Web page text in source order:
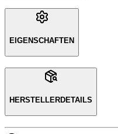
EIGENSCHAFTEN
HERSTELLERDETAILS